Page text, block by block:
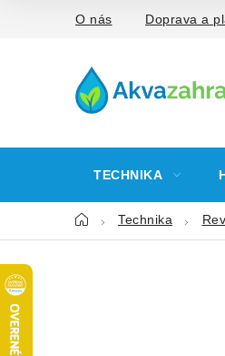
O nás Doprava a
TECHNIKA
DomovTechnika